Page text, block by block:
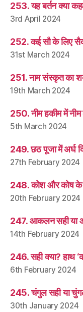
253. यह बर्तन क्या
3rd April 2024
252. कई सौ के लिए
31st March 2024
251. नाम संस्कृत का
19th March 2024
250. नीम हकीम में नीम
5th March 2024
249. छठ पूजा में अर्घ
27th February 2024
248. कोश और कोष के
20th February 2024
247. आकलन सही या
14th February 2024
246. सही क्या? हाथ
6th February 2024
245. चंगुल सही या
30th January 2024